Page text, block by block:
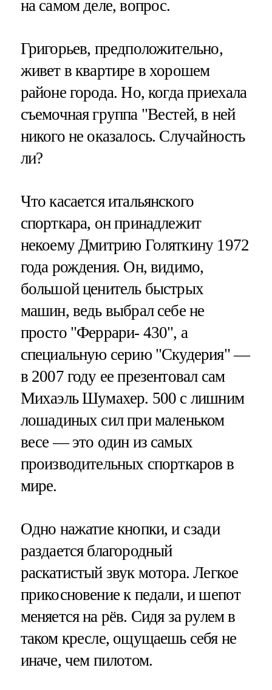
на самом деле, вопрос.
Григорьев, предположительно,
живет в квартире в хорошем
районе города. Но, когда приехала
съемочная группа "Вестей, в ней
никого не оказалось. Случайность
ли?
Что касается итальянского
спорткара, он принадлежит
некоему Дмитрию Голяткину 1972
года рождения. Он, видимо,
большой ценитель быстрых
машин, ведь выбрал себе не
просто "Феррари- 430", а
специальную серию "Скудерия" —
в 2007 году ее презентовал сам
Михаэль Шумахер. 500 с лишним
лошадиных сил при маленьком
весе — это один из самых
производительных спорткаров в
мире.
Одно нажатие кнопки, и сзади
раздается благородный
раскатистый звук мотора. Легкое
прикосновение к педали, и шепот
меняется на рёв. Сидя за рулем в
таком кресле, ощущаешь себя не
иначе, чем пилотом.